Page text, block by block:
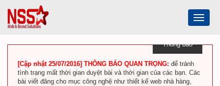
Toggle
Thông báo
[Cập nhật 25/07/2016] THÔNG BÁO QUAN TRỌNG: để tránh
tình trạng mất thời gian duyệt bài và thời gian của các bạn. Các
bài viết đăng cho mục công nghệ như thiết kế web nhà hàng,